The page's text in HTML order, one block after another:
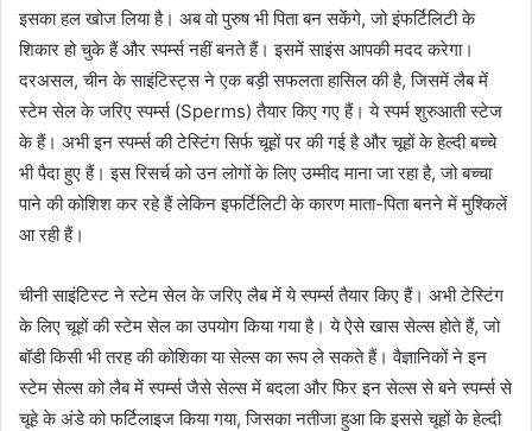
इसका हल खोज लिया है। अब वो पुरुष भी पिता बन सकेंगे, जो इंफर्टिलिटी के
शिकार हो चुके हैं और स्पर्म्स नहीं बनते हैं। इसमें साइंस आपकी मदद करेगा।
दरअसल, चीन के साइंटिस्ट्स ने एक बड़ी सफलता हासिल की है, जिसमें लैब में
स्टेम सेल के जरिए स्पर्म्स (Sperms) तैयार किए गए हैं। ये स्पर्म शुरुआती स्टेज
के हैं। अभी इन स्पर्म्स की टेस्टिंग सिर्फ चूहों पर की गई है और चूहों के हेल्दी बच्चे
भी पैदा हुए हैं। इस रिसर्च को उन लोगों के लिए उम्मीद माना जा रहा है, जो बच्चा
पाने की कोशिश कर रहे हैं लेकिन इफर्टिलिटी के कारण माता-पिता बनने में मुश्किलें
आ रही हैं।
चीनी साइंटिस्ट ने स्टेम सेल के जरिए लैब में ये स्पर्म्स तैयार किए हैं। अभी टेस्टिंग
के लिए चूहों की स्टेम सेल का उपयोग किया गया है। ये ऐसे खास सेल्स होते हैं, जो
बॉडी किसी भी तरह की कोशिका या सेल्स का रूप ले सकते हैं। वैज्ञानिकों ने इन
स्टेम सेल्स को लैब में स्पर्म्स जैसे सेल्स में बदला और फिर इन सेल्स से बने स्पर्म्स से
चूहे के अंडे को फर्टिलाइज किया गया, जिसका नतीजा हुआ कि इससे चूहों के हेल्दी